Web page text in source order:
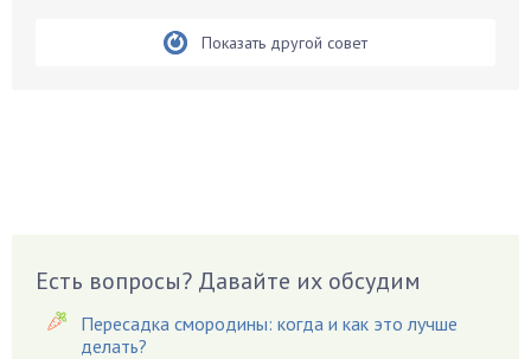
Вешенки
Виноград
Показать другой совет
Есть вопросы? Давайте их обсудим
Пересадка смородины: когда и как это лучше
делать?